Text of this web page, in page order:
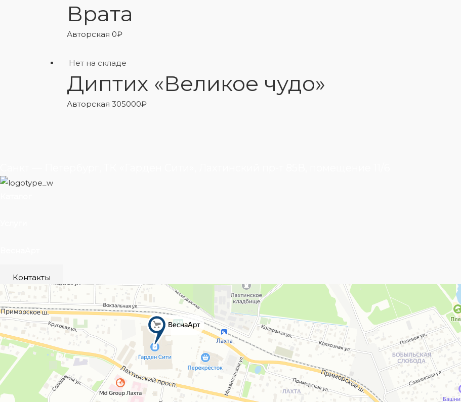
Врата
Авторская 0₽
Нет на складе
Диптих «Великое чудо»
Авторская 305000₽
Контакты